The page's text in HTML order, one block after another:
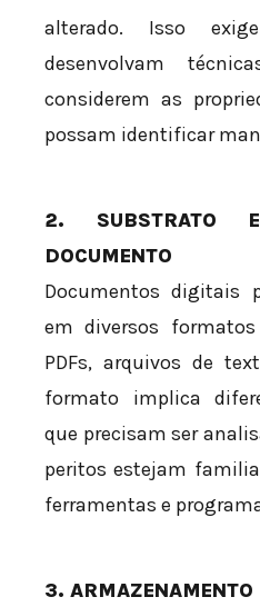
alterado. Isso
desenvolvam
considerem as
possam identificar
2. SUBSTRATO
DOCUMENTO
Documentos digitais
em diversos
PDFs, arquivos de
formato implica
que precisam ser
peritos estejam
ferramentas e
3. ARMAZENAMENTO